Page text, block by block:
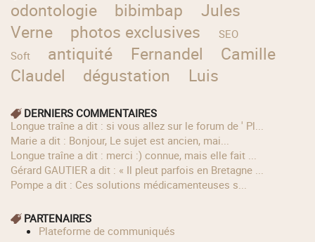
odontologie bibimbap
Jules
Verne
photos exclusives
SEO
Soft
antiquité Fernandel
Camille
Claudel
dégustation Luis
DERNIERS COMMENTAIRES
longue traîne a dit : si vous allez sur le forum de ' Pl...
Marie a dit : Bonjour, Le sujet est ancien, mai...
longue traîne a dit : merci :) connue, mais elle fait ...
Gérard GAUTIER a dit : « Il pleut parfois en Bretagne ...
Pompe a dit : Ces solutions médicamenteuses s...
PARTENAIRES
Plateforme de communiqués